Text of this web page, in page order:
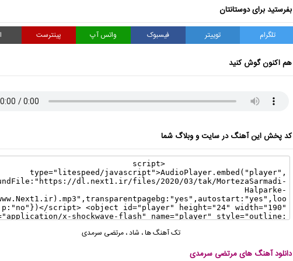
بفرستید برای دوستانتان
تلگرام توییتر فیسبوک واتس آپ پینترست
هم اکنون گوش کنید
کد پخش این آهنگ در سایت و وبلاگ شما
تک آهنگ ها، شاد،مرتضی سرمدی
دانلود آهنگ های مرتضی سرمدی